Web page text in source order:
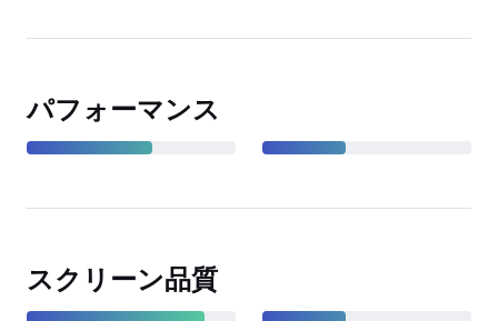
パフォーマンス
スクリーン品質